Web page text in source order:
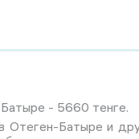
- 5660 тенге.
Батыре и